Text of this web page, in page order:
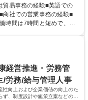
だきます。 ■受発注
調整 ■在庫管理 ■輸入書類
輸出入業全般 ■倉庫との
の業務をサポート頂きま
貿易事務の経験■英語での
商社での営業事務の経験■
したお客様の多様なニー
貫して手掛けています。
トップサービスが最大の強
力：英語 資格：
経営推進・労務管
/労務/給与管理人事
性向上および企業価値の向上のた
、制度設計や施策立案などの上